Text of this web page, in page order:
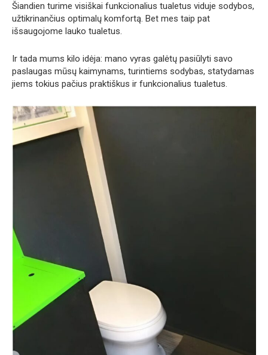
Šiandien turime visiškai funkcionalius tualetus viduje sodybos,
užtikrinančius optimalų komfortą. Bet mes taip pat
išsaugojome lauko tualetus.
Ir tada mums kilo idėja: mano vyras galėtų pasiūlyti savo
paslaugas mūsų kaimynams, turintiems sodybas, statydamas
jiems tokius pačius praktiškus ir funkcionalius tualetus.